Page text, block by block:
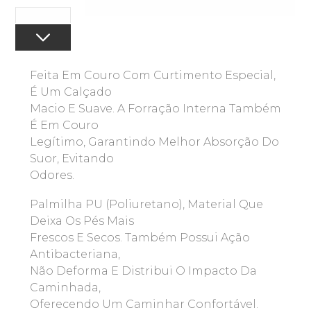
Feita Em Couro Com Curtimento Especial,
É Um Calçado
Macio E Suave. A Forração Interna Também
É Em Couro
Legítimo, Garantindo Melhor Absorção Do
Suor, Evitando
Odores.
Palmilha PU (poliuretano), Material Que
Deixa Os Pés Mais
Frescos E Secos. Também Possui Ação
Antibacteriana,
Não Deforma E Distribui O Impacto Da
Caminhada,
Oferecendo Um Caminhar Confortável.